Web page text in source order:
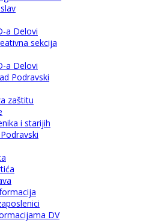
a Delovi
sekcija
a Delovi
Podravski
zaštitu
i starijih
DV